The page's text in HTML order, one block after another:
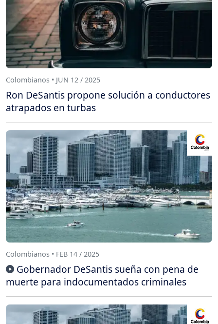
Colombianos • JUN 12 / 2025
Ron DeSantis propone solución a conductores
atrapados en turbas
Colombianos • FEB 14 / 2025
Gobernador DeSantis sueña con pena de
muerte para indocumentados criminales